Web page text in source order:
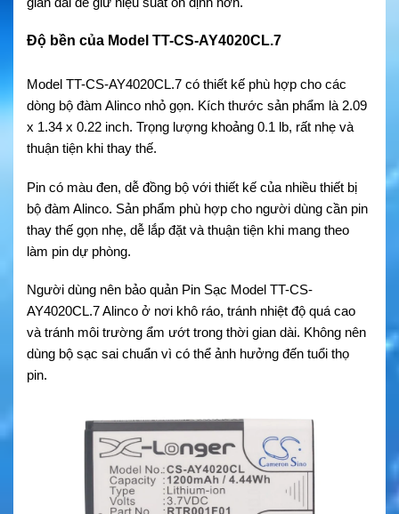
Độ bền của Model TT-CS-AY4020CL.7
Model TT-CS-AY4020CL.7 có thiết kế phù hợp cho các
dòng bộ đàm Alinco nhỏ gọn. Kích thước sản phẩm là 2.09
x 1.34 x 0.22 inch. Trọng lượng khoảng 0.1 lb, rất nhẹ và
thuận tiện khi thay thế.
Pin có màu đen, dễ đồng bộ với thiết kế của nhiều thiết bị
bộ đàm Alinco. Sản phẩm phù hợp cho người dùng cần pin
thay thế gọn nhẹ, dễ lắp đặt và thuận tiện khi mang theo
làm pin dự phòng.
Người dùng nên bảo quản Pin Sạc Model TT-CS-
AY4020CL.7 Alinco ở nơi khô ráo, tránh nhiệt độ quá cao
và tránh môi trường ẩm ướt trong thời gian dài. Không nên
dùng bộ sạc sai chuẩn vì có thể ảnh hưởng đến tuổi thọ
pin.